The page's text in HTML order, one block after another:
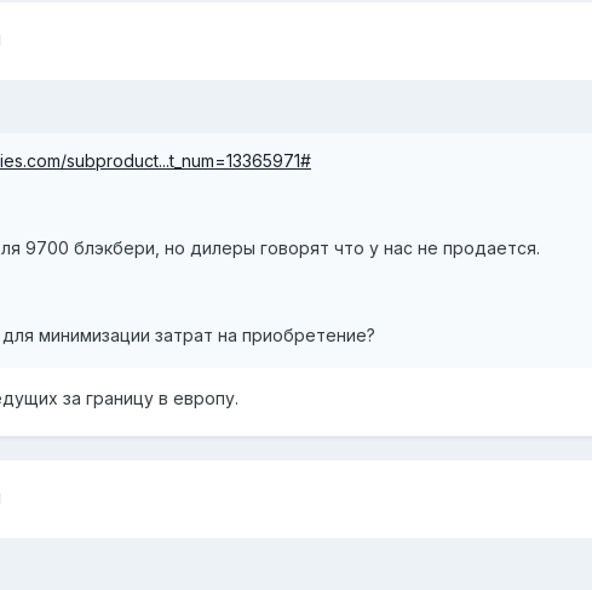
subproduct...t_num=13365971#
9700 блэкбери, но дилеры говорят что у нас не продается.
минимизации затрат на приобретение?
за границу в европу.